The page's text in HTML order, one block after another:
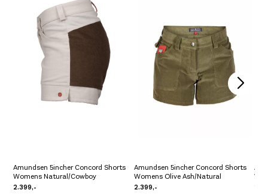
Amundsen 5incher Concord Shorts
Womens Natural/Cowboy
2.399,-
Amundsen 5incher Concord Shorts
Womens Olive Ash/Natural
2.399,-